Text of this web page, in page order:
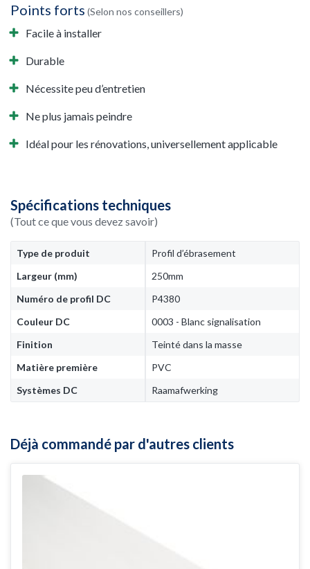
Points forts (Selon nos conseillers)
Facile à installer
Durable
Nécessite peu d’entretien
Ne plus jamais peindre
Idéal pour les rénovations, universellement applicable
Spécifications techniques
(Tout ce que vous devez savoir)
Type de produit
Profil d’ébrasement
Largeur (mm)
250mm
Numéro de profil DC
P4380
Couleur DC
0003 - Blanc signalisation
Finition
Teinté dans la masse
Matière première
PVC
Systèmes DC
Raamafwerking
Déjà commandé par d'autres clients